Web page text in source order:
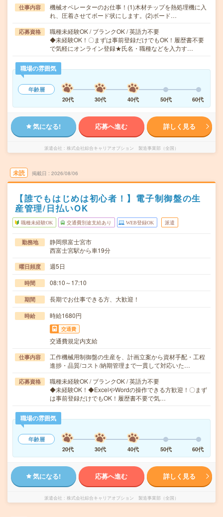
仕事内容
機械オペレーターのお仕事！(1)木材チップを熱処理機に入
れ、圧着させてボード状にします。(2)ボード…
応募資格
職種未経験OK / ブランクOK / 英語力不要
◆未経験OK！〇まずは事前登録だけでもOK！履歴書不要
で気軽にオンライン登録★氏名・職種などを入力す…
職場の雰囲気
年齢層
20代
30代 40代 50代 60代
気になる! 応募へ進む 詳しく見る
派遣会社 株式会社綜合キャリアオプション 製造事業部（全国）
未読 掲載日 2026/08/06
【誰でもはじめは初心者！】電子制御盤の生
産管理/日払いOK
職種未経験OK 交通費別途支給あり WEB登録OK 派遣
勤務地
静岡県富士宮市
西富士宮駅から車19分
曜日頻度 週5日
時間 08:10～17:10
期間 長期でお仕事できる方、大歓迎！
時給 時給1680円
交通費
交通費規定内支給
仕事内容
工作機械用制御盤の生産を、計画立案から資材手配・工程
進捗・品質/コスト/納期管理まで一貫して対応いた…
応募資格
職種未経験OK / ブランクOK / 英語力不要
◆未経験OK！◆ExcelやWordの操作できる方歓迎！〇まず
は事前登録だけでもOK！履歴書不要で気…
職場の雰囲気
年齢層
20代
30代 40代 50代 60代
気になる! 応募へ進む 詳しく見る
派遣会社 株式会社綜合キャリアオプション 製造事業部（全国）